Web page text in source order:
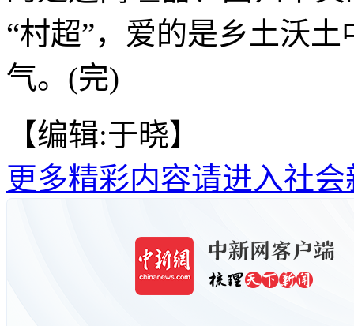
“村超”，爱的是乡土沃
气。(完)
【编辑:于晓】
更多精彩内容请进入社会